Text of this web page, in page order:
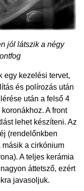
jól látszik a négy
egy kezelési tervet,
és polírozás után
után a felső 4
A front
lehet készíteni. Az
(rendelőnkben
másik a cirkónium
A teljes kerámia
áttetsző, ezért
javasoljuk.